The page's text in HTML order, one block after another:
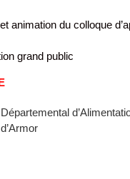
animation du colloque
grand public